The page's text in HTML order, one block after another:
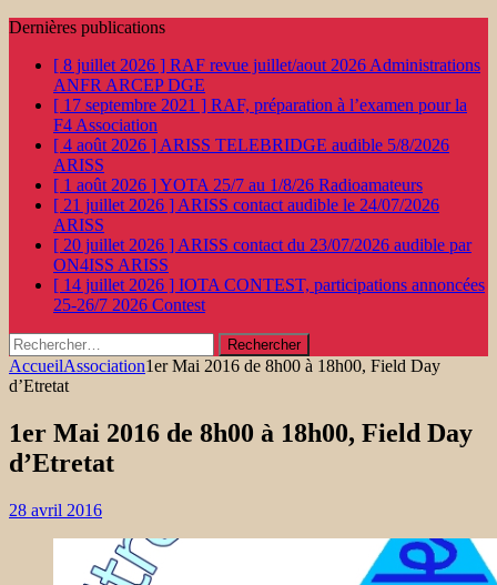
Dernières publications
[ 8 juillet 2026 ] RAF revue juillet/aout 2026 Administrations
ANFR ARCEP DGE
[ 17 septembre 2021 ] RAF, préparation à l’examen pour la
F4 Association
[ 4 août 2026 ] ARISS TELEBRIDGE audible 5/8/2026
ARISS
[ 1 août 2026 ]YOTA 25/7 au 1/8/26 Radioamateurs
[ 21 juillet 2026 ] ARISS contact audible le 24/07/2026
ARISS
[ 20 juillet 2026 ] ARISS contact du 23/07/2026 audible par
ON4ISS ARISS
[ 14 juillet 2026 ] IOTA CONTEST, participations annoncées
25-26/7 2026 Contest
Rechercher :
AccueilAssociation1er Mai 2016 de 8h00 à 18h00, Field Day
d’Etretat
1er Mai 2016 de 8h00 à 18h00, Field Day
d’Etretat
28 avril 2016